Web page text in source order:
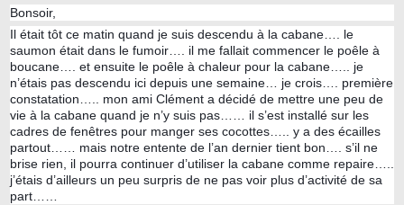
Bonsoir,
Il était tôt ce matin quand je suis descendu à la cabane…. le
saumon était dans le fumoir…. il me fallait commencer le poêle à
boucane…. et ensuite le poêle à chaleur pour la cabane….. je
n’étais pas descendu ici depuis une semaine… je crois…. première
constatation….. mon ami Clément a décidé de mettre une peu de
vie à la cabane quand je n’y suis pas…… il s’est installé sur les
cadres de fenêtres pour manger ses cocottes….. y a des écailles
partout…… mais notre entente de l’an dernier tient bon…. s’il ne
brise rien, il pourra continuer d’utiliser la cabane comme repaire…..
j’étais d’ailleurs un peu surpris de ne pas voir plus d’activité de sa
part……